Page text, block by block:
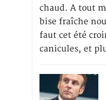
chaud. A tout
bise fraîche
faut cet été
canicules, et